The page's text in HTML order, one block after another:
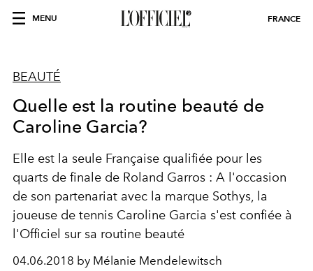
MENU FRANCE
BEAUTÉ
Quelle est la routine beauté de
Caroline Garcia?
Elle est la seule Française qualifiée pour les
quarts de finale de Roland Garros : A l'occasion
de son partenariat avec la marque Sothys, la
joueuse de tennis Caroline Garcia s'est confiée à
l'Officiel sur sa routine beauté
04.06.2018 by Mélanie Mendelewitsch